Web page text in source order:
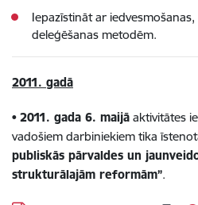
Iepazīstināt ar
deleģēšanas metodēm.
2011. gadā
• 2011. gada 6. maijā aktivitātes
vadošiem darbiniekiem tika
publiskās pārvaldes un
strukturālajām reformām”.